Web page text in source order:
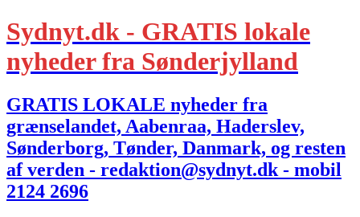
Sydnyt.dk - GRATIS lokale
nyheder fra Sønderjylland
GRATIS LOKALE nyheder fra
grænselandet, Aabenraa, Haderslev,
Sønderborg, Tønder, Danmark, og resten
af verden - redaktion@sydnyt.dk - mobil
2124 2696